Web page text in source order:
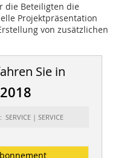
die Beteiligten die
Projektpräsentation
von zusätzlichen
Sie in
SERVICE | SERVICE